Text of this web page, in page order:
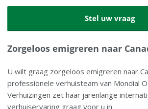
Stel uw vraag
Zorgeloos emigreren naar
U wilt graag zorgeloos emigreren naar
professionele verhuisteam van Mondial
Verhuizingen zet haar jarenlange
verhuiservaring graag voor u in.